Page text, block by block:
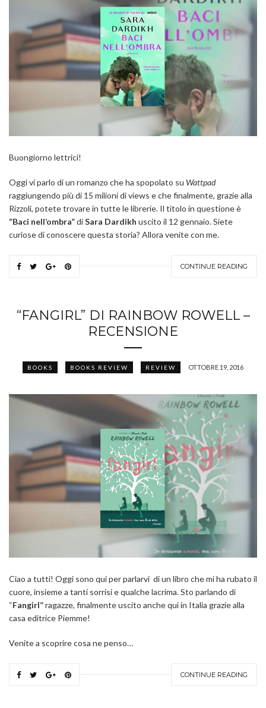
Buongiorno lettrici!
Oggi vi parlo di un romanzo che ha spopolato su Wattpad
raggiungendo più di 15 milioni di views e che finalmente, grazie alla
Rizzoli, potete trovare in tutte le librerie. Il titolo in questione è
“Baci nell’ombra”diSara Dardikh uscito il 12 gennaio. Siete
curiose di conoscere questa storia? Allora venite con me.
CONTINUE READING
“FANGIRL” DI RAINBOW ROWELL –
RECENSIONE
BOOKS BOOKS REVIEW REVIEW OTTOBRE 19, 2016
Ciao a tutti! Oggi sono qui per parlarvi di un libro che mi ha rubato il
cuore, insieme a tanti sorrisi e qualche lacrima. Sto parlando di
“Fangirl”ragazze, finalmente uscito anche qui in Italia grazie alla
casa editrice Piemme!
Venite a scoprire cosa ne penso…
CONTINUE READING